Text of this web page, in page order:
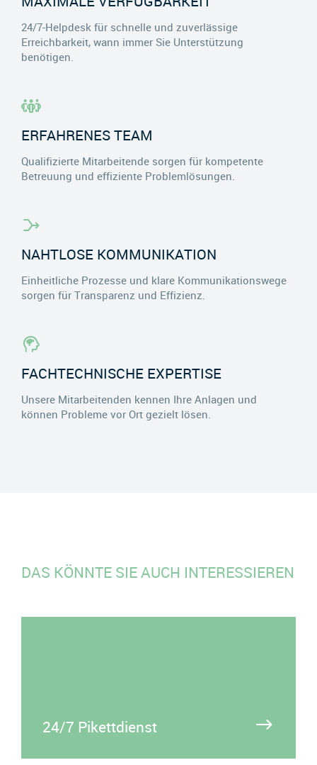
24/7-Helpdesk für schnelle und zuverlässige
Erreichbarkeit, wann immer Sie Unterstützung
benötigen.
ERFAHRENES TEAM
Qualifizierte Mitarbeitende sorgen für kompetente
Betreuung und effiziente Problemlösungen.
NAHTLOSE KOMMUNIKATION
Einheitliche Prozesse und klare Kommunikationswege
sorgen für Transparenz und Effizienz.
FACHTECHNISCHE EXPERTISE
Unsere Mitarbeitenden kennen Ihre Anlagen und
können Probleme vor Ort gezielt lösen.
DAS KÖNNTE SIE AUCH INTERESSIEREN
24/7 Pikettdienst